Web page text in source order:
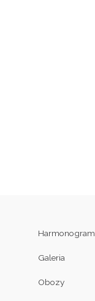
Harmonogram
Galeria
Obozy